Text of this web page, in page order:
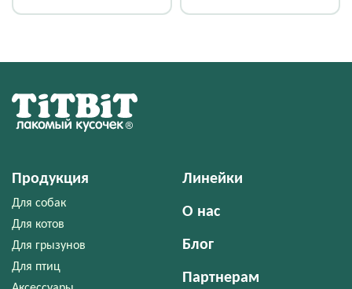
Продукция
Для собак
Для котов
Для грызунов
Для птиц
Линейки
О нас
Блог
Партнерам